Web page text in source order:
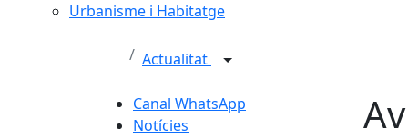
Urbanisme i Habitatge
Actualitat
Canal WhatsApp
Notícies